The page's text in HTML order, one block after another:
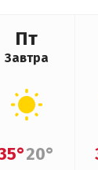
Пт
Завтра
20°